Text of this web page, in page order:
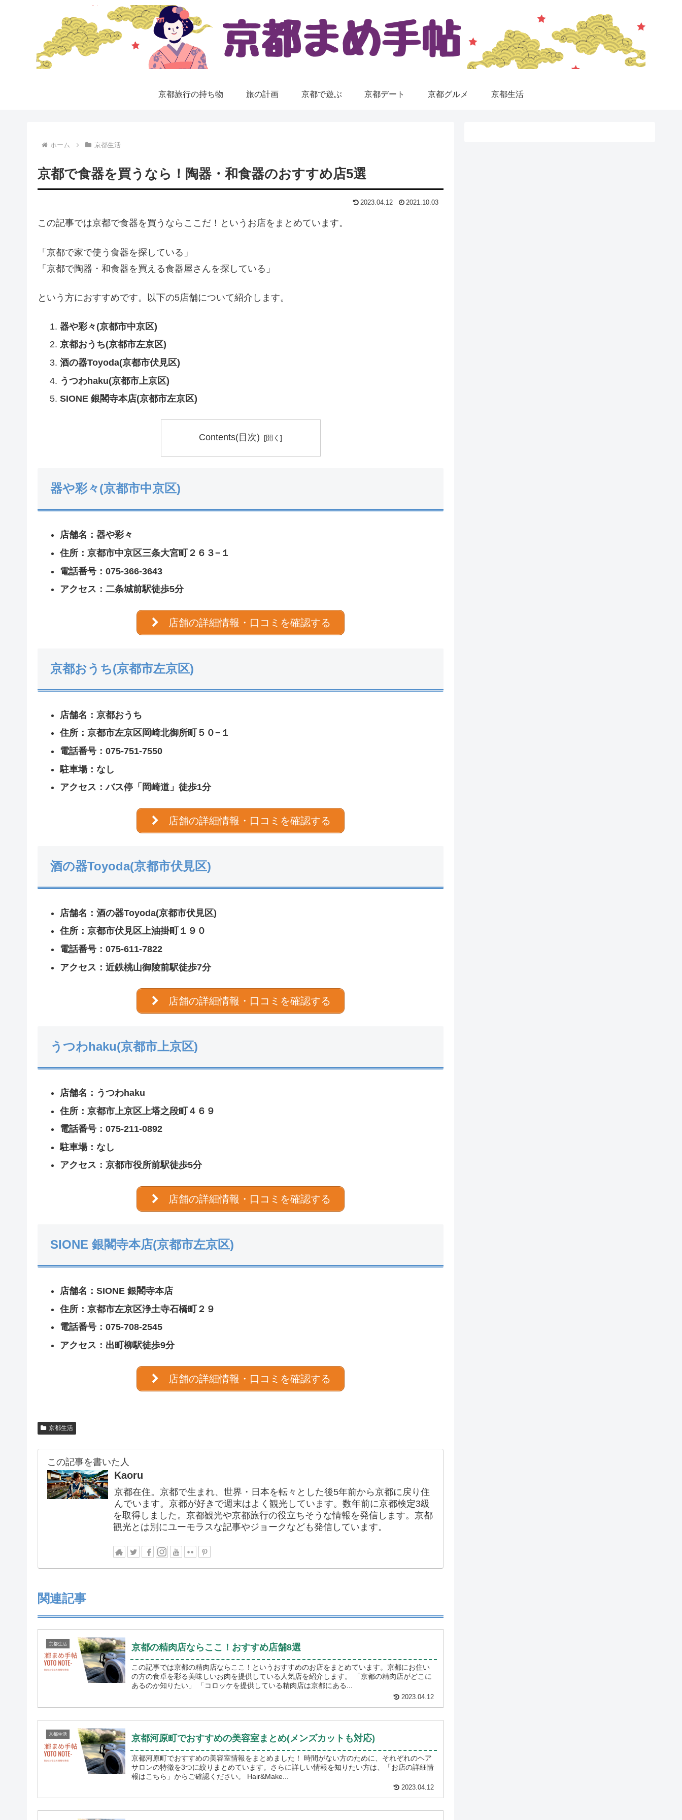
京都旅行の持ち物 旅の計画 京都で遊ぶ 京都デート 京都グルメ 京都生活
ホーム 京都生活
京都で食器を買うなら！陶器・和食器のおすすめ店5選
2023.04.12 2021.10.03
この記事では京都で食器を買うならここだ！というお店をまとめています。
「京都で家で使う食器を探している」
「京都で陶器・和食器を買える食器屋さんを探している」
という方におすすめです。以下の5店舗について紹介します。
器や彩々(京都市中京区)
京都おうち(京都市左京区)
酒の器Toyoda(京都市伏見区)
うつわhaku(京都市上京区)
SIONE 銀閣寺本店(京都市左京区)
Contents(目次)
器や彩々(京都市中京区)
店舗名：器や彩々
住所：京都市中京区三条大宮町２６３−１
電話番号：075-366-3643
アクセス：二条城前駅徒歩5分
店舗の詳細情報・口コミを確認する
京都おうち(京都市左京区)
店舗名：京都おうち
住所：京都市左京区岡崎北御所町５０−１
電話番号：075-751-7550
駐車場：なし
アクセス：バス停「 岡崎道」徒歩1分
店舗の詳細情報・口コミを確認する
酒の器Toyoda(京都市伏見区)
店舗名：酒の器Toyoda(京都市伏見区)
住所：京都市伏見区上油掛町１９０
電話番号：075-611-7822
アクセス：近鉄桃山御陵前駅徒歩7分
店舗の詳細情報・口コミを確認する
うつわhaku(京都市上京区)
店舗名：うつわhaku
住所：京都市上京区上塔之段町４６９
電話番号：075-211-0892
駐車場：なし
アクセス：京都市役所前駅徒歩5分
店舗の詳細情報・口コミを確認する
SIONE 銀閣寺本店(京都市左京区)
店舗名：SIONE 銀閣寺本店
住所：京都市左京区浄土寺石橋町２９
電話番号：075-708-2545
アクセス：出町柳駅徒歩9分
店舗の詳細情報・口コミを確認する
京都生活
この記事を書いた人
Kaoru
京都在住。京都で生まれ、世界・日本を転々とした後5年前から京都に戻り住
んでいます。京都が好きで週末はよく観光しています。数年前に京都検定3級
を取得しました。京都観光や京都旅行の役立ちそうな情報を発信します。京都
観光とは別にユーモラスな記事やジョークなども発信しています。
関連記事
京都生活 京都の精肉店ならここ！おすすめ店舗8選
この記事では京都の精肉店ならここ！というおすすめのお店をまとめています。京都にお住い
の方の食卓を彩る美味しいお肉を提供している人気店を紹介します。 「京都の精肉店がどこに
あるのか知りたい」 「コロッケを提供している精肉店は京都にある...
2023.04.12
京都生活 京都河原町でおすすめの美容室まとめ(メンズカットも対応)
京都河原町でおすすめの美容室情報をまとめました！ 時間がない方のために、それぞれのヘア
サロンの特徴を3つに絞りまとめています。さらに詳しい情報を知りたい方は、「お店の詳細情
報はこちら」からご確認ください。 Hair&Make...
2023.04.12